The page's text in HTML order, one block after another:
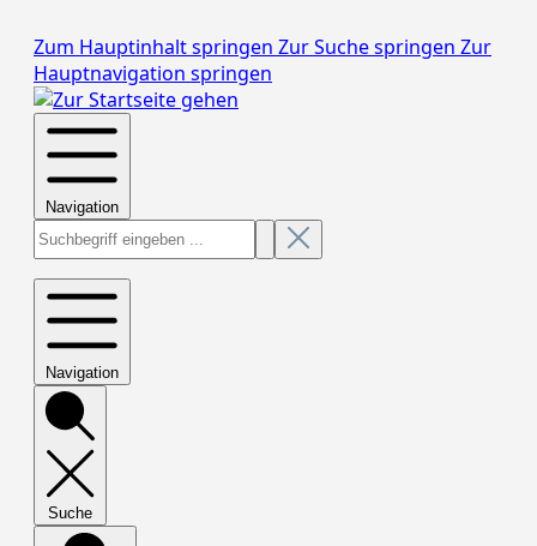
Zum Hauptinhalt springen Zur Suche springen Zur
Hauptnavigation springen
Navigation
Navigation
Suche